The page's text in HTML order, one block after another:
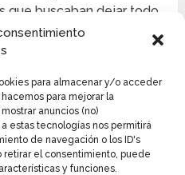
para almacenar y/o acceder
para mejorar la
anuncios (no)
estas tecnologías nos permitirá
de navegación o los ID's
retirar el consentimiento, puede
y funciones.
que buscaban dejar todo
logran vencerlos
de escenas de
que todo se perdió